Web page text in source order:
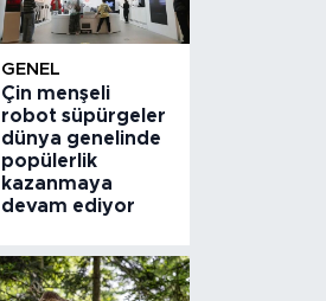
GENEL
Çin menşeli
robot süpürgeler
dünya genelinde
popülerlik
kazanmaya
devam ediyor